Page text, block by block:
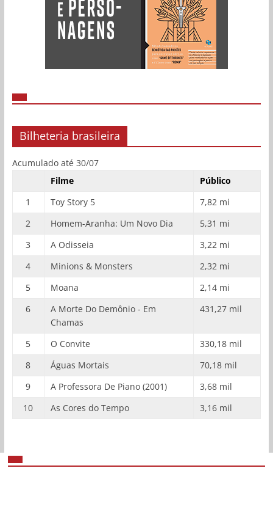
Bilheteria brasileira
Acumulado até 30/07
Filme
Público
1
Toy Story 5
7,82 mi
2
Homem-Aranha: Um Novo Dia
5,31 mi
3
A Odisseia
3,22 mi
4
Minions & Monsters
2,32 mi
5
Moana
2,14 mi
6
A Morte Do Demônio - Em
Chamas
431,27 mil
5 O Convite
330,18 mil
8
Águas Mortais
70,18 mil
9
A Professora De Piano (2001)
3,68 mil
10
As Cores do Tempo 3,16 mil